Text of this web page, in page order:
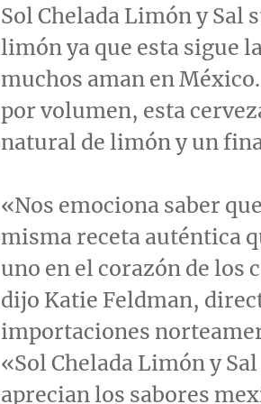
Sol Chelada Limón y Sal
limón ya que esta sigue
muchos aman en
por volumen, esta
natural de limón y un
«Nos emociona saber
misma receta auténtica
uno en el corazón de los
dijo Katie Feldman,
importaciones
«Sol Chelada Limón y
aprecian los sabores